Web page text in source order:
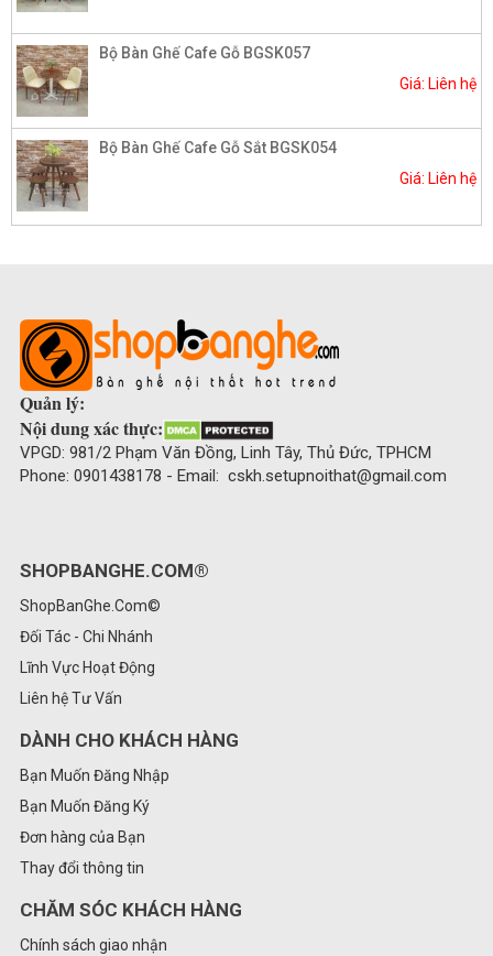
Bộ Bàn Ghế Cafe Gỗ BGSK057
Giá: Liên hệ
Bộ Bàn Ghế Cafe Gỗ Sắt BGSK054
Giá: Liên hệ
Quản lý:
Nội dung xác thực:
VPGD: 981/2 Phạm Văn Đồng, Linh Tây, Thủ Đức, TPHCM
Phone: 0901438178 - Email: cskh.setupnoithat@gmail.com
SHOPBANGHE.COM®
ShopBanGhe.Com©
Đối Tác - Chi Nhánh
Lĩnh Vực Hoạt Động
Liên hệ Tư Vấn
DÀNH CHO KHÁCH HÀNG
Bạn Muốn Đăng Nhập
Bạn Muốn Đăng Ký
Đơn hàng của Bạn
Thay đổi thông tin
CHĂM SÓC KHÁCH HÀNG
Chính sách giao nhận